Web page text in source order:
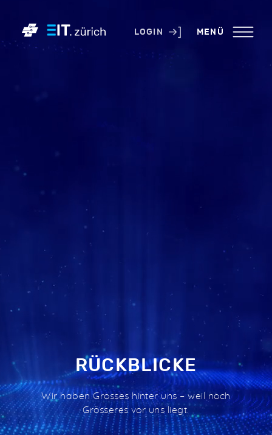
LOGIN MENÜ
PRESSE
RÜCKBLICKE
Wir haben Grosses hinter uns – weil noch
Grösseres vor uns liegt.